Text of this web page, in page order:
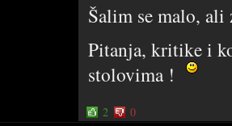
Šalim se malo, ali
Pitanja, kritike i
stolovima !
2 0